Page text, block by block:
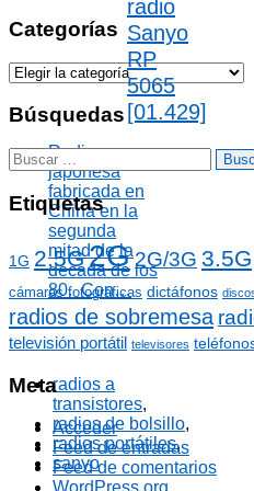
radio
Sanyo
RP
5065
[01.429]
Radio
japonesa
fabricada en
China en la
segunda
mitad de la
década de los
80. Con…
radios a
transistores,
radios de bolsillo,
radios portátiles,
sanyo
c
i
v
s
Categorías
C
t
g
o
í
Búsquedas
B
u
s
c
r
:
Etiquetas
1G 2.5G2G 2G/3G 3.5G
cámaras fotográficas dictáfonos
radios de sobremesa
televisión portátil televisores
Meta
Acceder
Feed de entradas
Feed de comentarios
WordPress.org